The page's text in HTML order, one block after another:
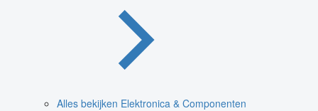
Alles bekijken Elektronica & Componenten